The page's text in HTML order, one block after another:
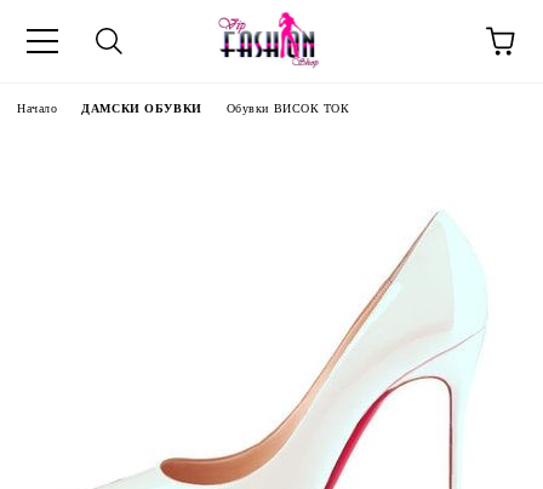
Начало ДАМСКИ ОБУВКИ Обувки ВИСОК ТОК